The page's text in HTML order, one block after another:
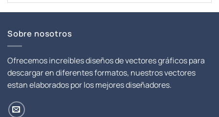
$ 8.00.$ 1.00.
Sobre nosotros
Ofrecemos increíbles diseños de vectores gráficos para
descargar en diferentes formatos, nuestros vectores
estan elaborados por los mejores diseñadores.